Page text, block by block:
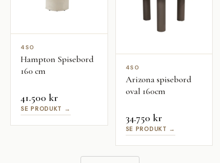
4SO
Hampton Spisebord
160 cm
41.500 kr
SE PRODUKT →
4SO
Arizona spisebord
oval 160cm
34.750 kr
SE PRODUKT →